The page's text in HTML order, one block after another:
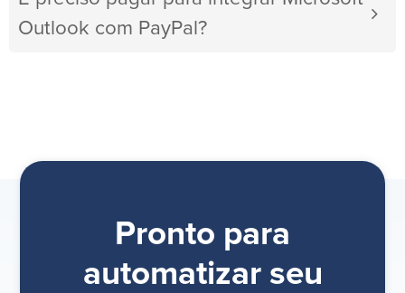
Outlook com PayPal?
Pronto para
automatizar seu